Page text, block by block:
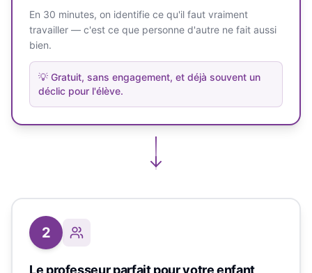
En 30 minutes, on identifie ce qu'il faut vraiment
travailler — c'est ce que personne d'autre ne fait aussi
bien.
💡 Gratuit, sans engagement, et déjà souvent un
déclic pour l'élève.
2
Le professeur parfait pour votre enfant